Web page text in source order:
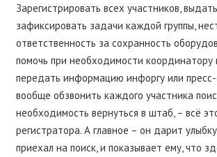
Зарегистрировать всех участников,
зафиксировать задачи каждой группы,
ответственность за сохранность
помочь при необходимости координатору
передать информацию инфоргу или
вообще обзвонить каждого участника
необходимость вернуться в штаб, – всё
регистратора. А главное – он дарит
приехал на поиск, и показывает ему, что